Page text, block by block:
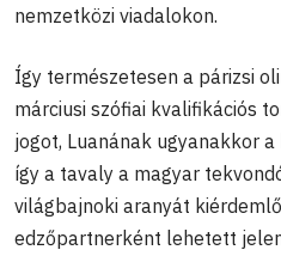
nemzetközi viadalokon.
Így természetesen a párizsi
márciusi szófiai kvalifikációs
jogot, Luanának ugyanakkor
így a tavaly a magyar
világbajnoki aranyát
edzőpartnerként lehetett